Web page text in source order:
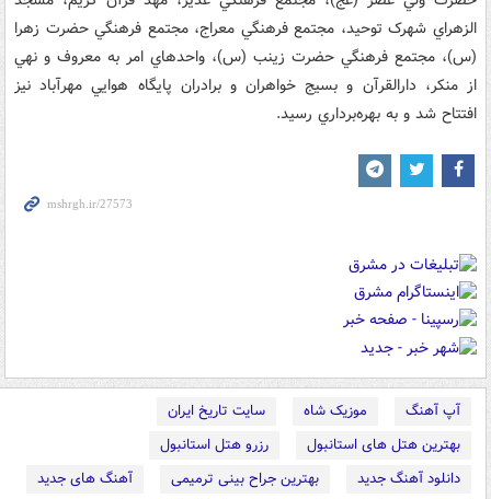
الزهراي شهرک توحيد، مجتمع فرهنگي معراج، مجتمع فرهنگي حضرت زهرا
(س)، مجتمع فرهنگي حضرت زينب (س)، واحدهاي امر به معروف و نهي
از منکر، دارالقرآن و بسيج خواهران و برادران پايگاه هوايي مهرآباد نيز
افتتاح شد و به بهره‌برداري رسيد.
آپ آهنگ موزیک شاه
سایت تاریخ ایران
بهترین هتل های استانبول
رزرو هتل استانبول
دانلود آهنگ جدید
بهترین جراح بینی ترمیمی
آهنگ های جدید